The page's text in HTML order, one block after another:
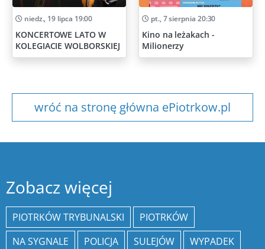
niedz., 19 lipca 19:00
KONCERTOWE LATO W
KOLEGIACIE WOLBORSKIEJ
pt., 7 sierpnia 20:30
Kino na leżakach -
Milionerzy
wróć na stronę główna ePiotrkow.pl
Zobacz więcej
PIOTRKÓW TRYBUNALSKI
PIOTRKÓW
NA SYGNALE
POLICJA SULEJÓW
WYPADEK